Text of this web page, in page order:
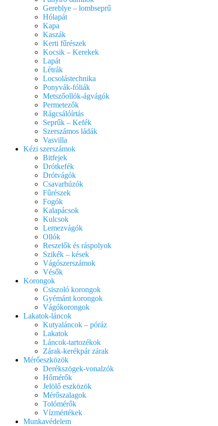
Gereblye – lombseprű
Hólapát
Kapa
Kaszák
Kerti fűrészek
Kocsik – Kerekek
Lapát
Létrák
Locsolástechnika
Ponyvák-fóliák
Metszőollók-ágvágók
Permetezők
Rágcsálóírtás
Seprűk – Kefék
Szerszámos ládák
Vasvilla
Kézi szerszámok
Bitfejek
Drótkefék
Drótvágók
Csavarhúzók
Fűrészek
Fogók
Kalapácsok
Kulcsok
Lemezvágók
Ollók
Reszelők és ráspolyok
Szikék – kések
Vágószerszámok
Vésők
Korongok
Csiszoló korongok
Gyémánt korongok
Vágókorongok
Lakatok-láncok
Kutyaláncok – póráz
Lakatok
Láncok-tartozékok
Zárak-kerékpár zárak
Mérőeszközök
Derékszögek-vonalzók
Hőmérők
Jelölő eszközök
Mérőszalagok
Tolómérők
Vízmértékek
Munkavédelem